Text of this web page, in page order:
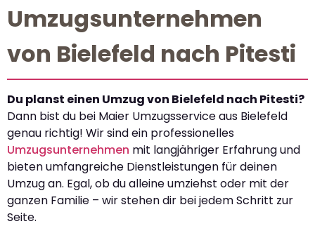
Umzugsunternehmen
von Bielefeld nach Pitesti
Du planst einen Umzug von Bielefeld nach Pitesti?
Dann bist du bei Maier Umzugsservice aus Bielefeld
genau richtig! Wir sind ein professionelles
Umzugsunternehmen mit langjähriger Erfahrung und
bieten umfangreiche Dienstleistungen für deinen
Umzug an. Egal, ob du alleine umziehst oder mit der
ganzen Familie – wir stehen dir bei jedem Schritt zur
Seite.